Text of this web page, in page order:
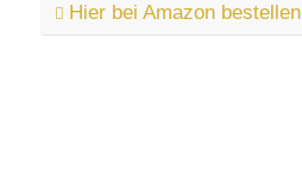
Hier bei Amazon bestellen